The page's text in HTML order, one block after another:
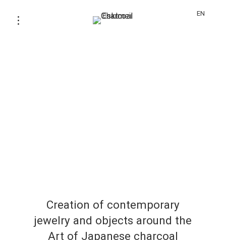
EN
Creation of contemporary
jewelry and objects around the
Art of Japanese charcoal